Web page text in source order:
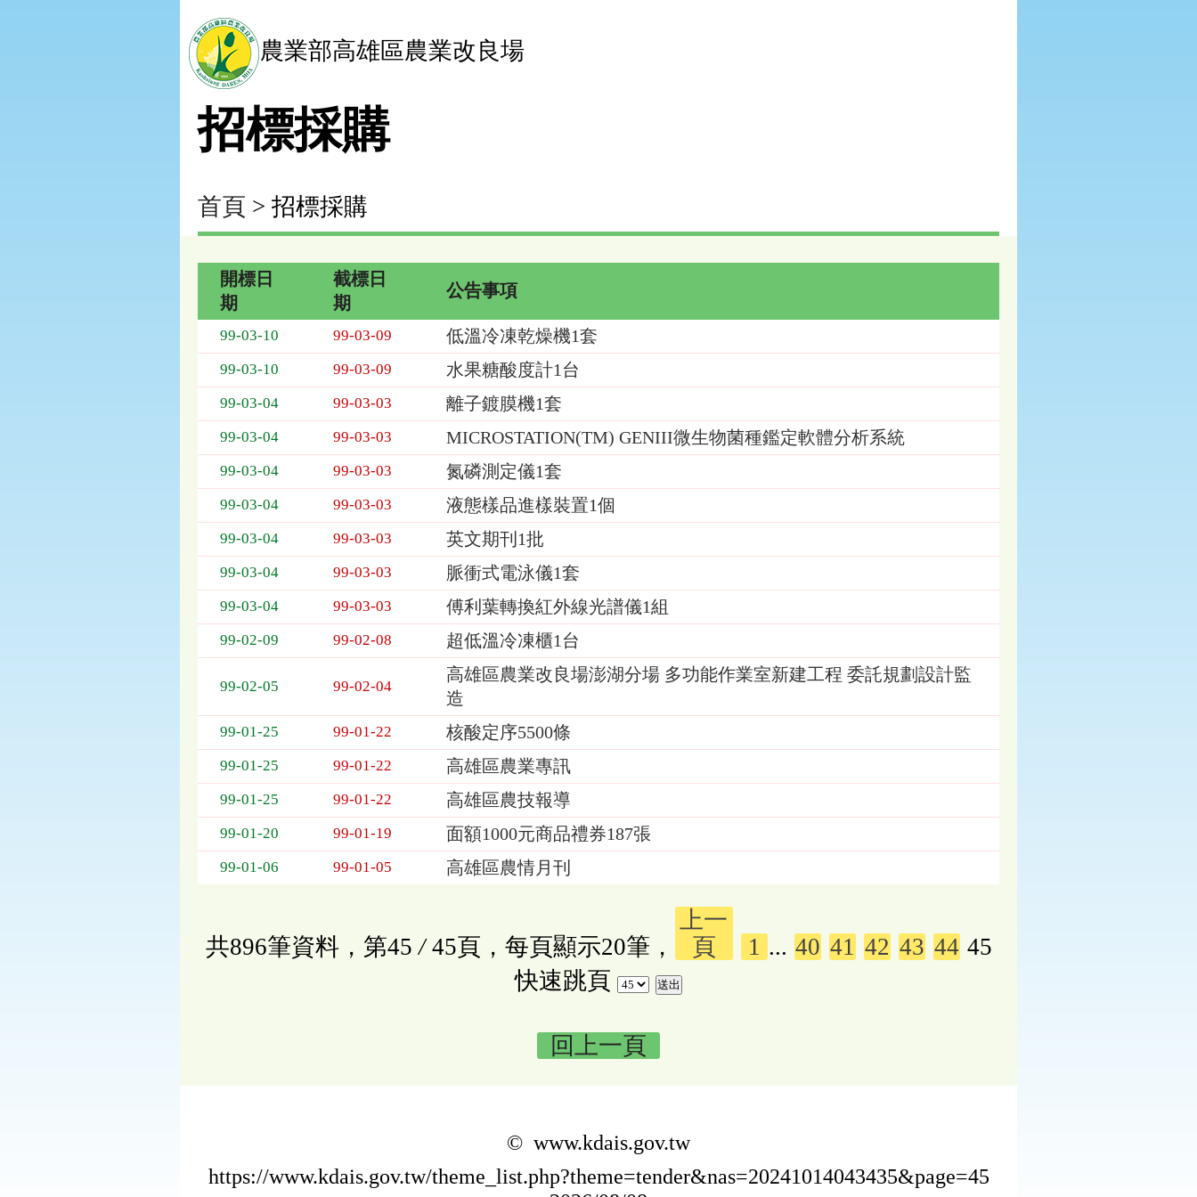
農業部高雄區農業改良場
招標採購
首頁 > 招標採購
購
表，
位
為：
期、
標
事
開標日
期
截標日
期
公告事項
99-03-10 99-03-09 低溫冷凍乾燥機1套
99-03-10 99-03-09 水果糖酸度計1台
99-03-04 99-03-03 離子鍍膜機1套
99-03-04 99-03-03 MICROSTATION(TM) GENIII微生物菌種鑑定軟體分析系統
99-03-04 99-03-03 氮磷測定儀1套
99-03-04 99-03-03 液態樣品進樣裝置1個
99-03-04 99-03-03 英文期刊1批
99-03-04 99-03-03 脈衝式電泳儀1套
99-03-04 99-03-03 傅利葉轉換紅外線光譜儀1組
99-02-09 99-02-08 超低溫冷凍櫃1台
99-02-05 99-02-04
高雄區農業改良場澎湖分場 多功能作業室新建工程 委託規劃設計監
造
99-01-25 99-01-22 核酸定序5500條
99-01-25 99-01-22 高雄區農業專訊
99-01-25 99-01-22 高雄區農技報導
99-01-20 99-01-19 面額1000元商品禮券187張
99-01-06 99-01-05 高雄區農情月刊
共896筆資料，第45 /45頁，每頁顯示20筆，
上一
頁
1 ... 40 41 42 43 44 45
快速跳頁
回上一頁
© www.kdais.gov.tw
https://www.kdais.gov.tw/theme_list.php?theme=tender&nas=20241014043435&page=45